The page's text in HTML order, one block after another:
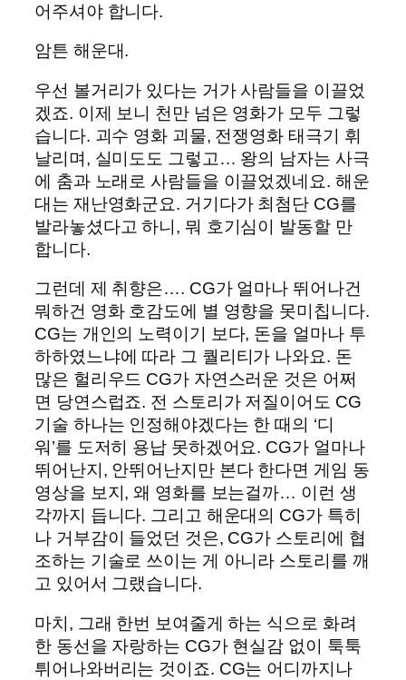
어주셔야 합니다.
암튼 해운대.
우선 볼거리가 있다는 거가 사람들을 이끌었
겠죠. 이제 보니 천만 넘은 영화가 모두 그렇
습니다. 괴수 영화 괴물, 전쟁영화 태극기 휘
날리며, 실미도도 그렇고… 왕의 남자는 사극
에 춤과 노래로 사람들을 이끌었겠네요. 해운
대는 재난영화군요. 거기다가 최첨단 CG를
발라놓셨다고 하니, 뭐 호기심이 발동할 만
합니다.
그런데 제 취향은…. CG가 얼마나 뛰어나건
뭐하건 영화 호감도에 별 영향을 못미칩니다.
CG는 개인의 노력이기 보다, 돈을 얼마나 투
하하였느냐에 따라 그 퀄리티가 나와요. 돈
많은 헐리우드 CG가 자연스러운 것은 어쩌
면 당연스럽죠. 전 스토리가 저질이어도 CG
기술 하나는 인정해야겠다는 한 때의 ‘디
워’를 도저히 용납 못하겠어요. CG가 얼마나
뛰어난지, 안뛰어난지만 본다 한다면 게임 동
영상을 보지, 왜 영화를 보는걸까… 이런 생
각까지 듭니다. 그리고 해운대의 CG가 특히
나 거부감이 들었던 것은, CG가 스토리에 협
조하는 기술로 쓰이는 게 아니라 스토리를 깨
고 있어서 그랬습니다.
마치, 그래 한번 보여줄게 하는 식으로 화려
한 동선을 자랑하는 CG가 현실감 없이 툭툭
튀어나와버리는 것이죠. CG는 어디까지나